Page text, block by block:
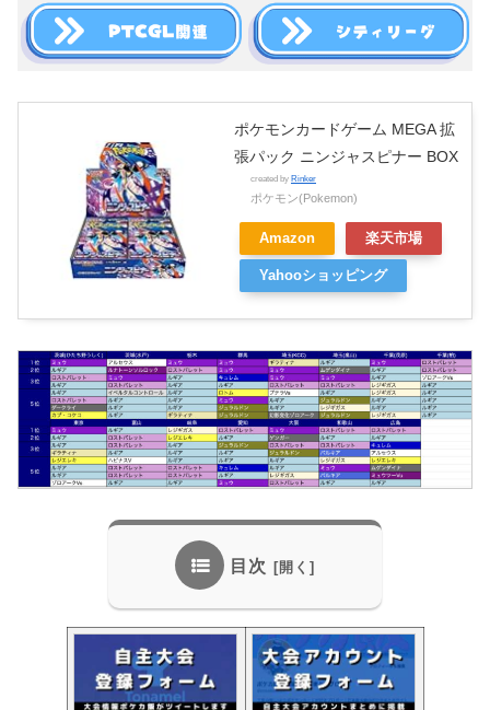
ポケモンカードゲーム MEGA 拡
張パック ニンジャスピナー BOX
created by Rinker
ポケモン(Pokemon)
Amazon 楽天市場
Yahooショッピング
目次